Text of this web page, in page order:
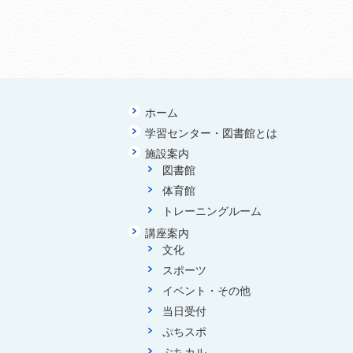
ホーム
学習センター・図書館とは
施設案内
図書館
体育館
トレーニングルーム
講座案内
文化
スポーツ
イベント・その他
当日受付
ぷちスポ